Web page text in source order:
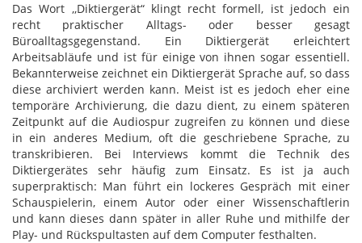
Das Wort ,,Diktiergerät“ klingt recht formell, ist jedoch ein
recht praktischer Alltags- oder besser gesagt
Büroalltagsgegenstand. Ein Diktiergerät erleichtert
Arbeitsabläufe und ist für einige von ihnen sogar essentiell.
Bekannterweise zeichnet ein Diktiergerät Sprache auf, so dass
diese archiviert werden kann. Meist ist es jedoch eher eine
temporäre Archivierung, die dazu dient, zu einem späteren
Zeitpunkt auf die Audiospur zugreifen zu können und diese
in ein anderes Medium, oft die geschriebene Sprache, zu
transkribieren. Bei Interviews kommt die Technik des
Diktiergerätes sehr häufig zum Einsatz. Es ist ja auch
superpraktisch: Man führt ein lockeres Gespräch mit einer
Schauspielerin, einem Autor oder einer Wissenschaftlerin
und kann dieses dann später in aller Ruhe und mithilfe der
Play- und Rückspultasten auf dem Computer festhalten.